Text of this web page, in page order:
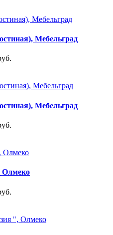
Мебельград
Мебельград
Олмеко